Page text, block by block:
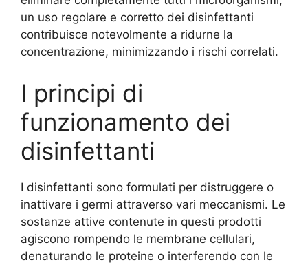
un uso regolare e corretto dei disinfettanti
contribuisce notevolmente a ridurne la
concentrazione, minimizzando i rischi correlati.
I principi di
funzionamento dei
disinfettanti
I disinfettanti sono formulati per distruggere o
inattivare i germi attraverso vari meccanismi. Le
sostanze attive contenute in questi prodotti
agiscono rompendo le membrane cellulari,
denaturando le proteine o interferendo con le